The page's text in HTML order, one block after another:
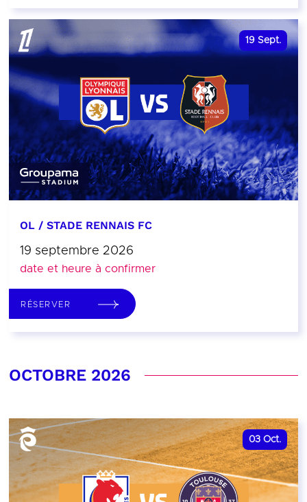
19 Sept.
OL / STADE RENNAIS FC
19 septembre 2026
date et heure à confirmer
RÉSERVER
OCTOBRE 2026
03 Oct.